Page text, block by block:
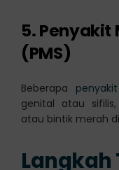
5. Penyakit
(PMS)
Beberapa
genital atau
atau bintik merah
Langkah